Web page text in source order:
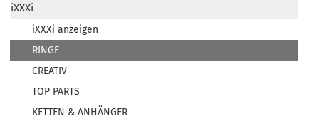
iXXXi
iXXXi anzeigen
RINGE
CREATIV
TOP PARTS
KETTEN & ANHÄNGER